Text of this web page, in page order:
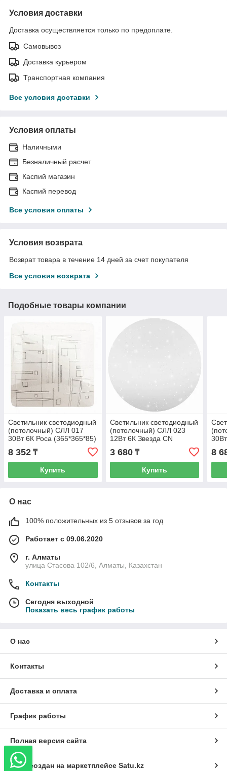
Условия доставки
Доставка осуществляется только по предоплате.
Самовывоз
Доставка курьером
Транспортная компания
Все условия доставки
Условия оплаты
Наличными
Безналичный расчет
Каспий магазин
Каспий перевод
Все условия оплаты
Условия возврата
Возврат товара в течение 14 дней за счет покупателя
Все условия возврата
Подобные товары компании
Светильник светодиодный
(потолочный) СЛЛ 017
30Вт 6К Роса (365*365*85)
8 352 ₸
Купить
Светильник светодиодный
(потолочный) СЛЛ 023
12Вт 6К Звезда CN
(233*76) (10)
3 680₸
Купить
8
О нас
100% положительных из 5 отзывов за год
Работает с 09.06.2020
г. Алматы
улица Стасова 102/6, Алматы, Казахстан
Контакты
Сегодня выходной
Показать весь график работы
О нас
Контакты
Доставка и оплата
График работы
Полная версия сайта
Сайт создан на маркетплейсе Satu.kz